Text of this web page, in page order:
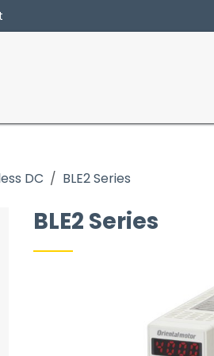
DC BLE2 Series
BLE2 Series